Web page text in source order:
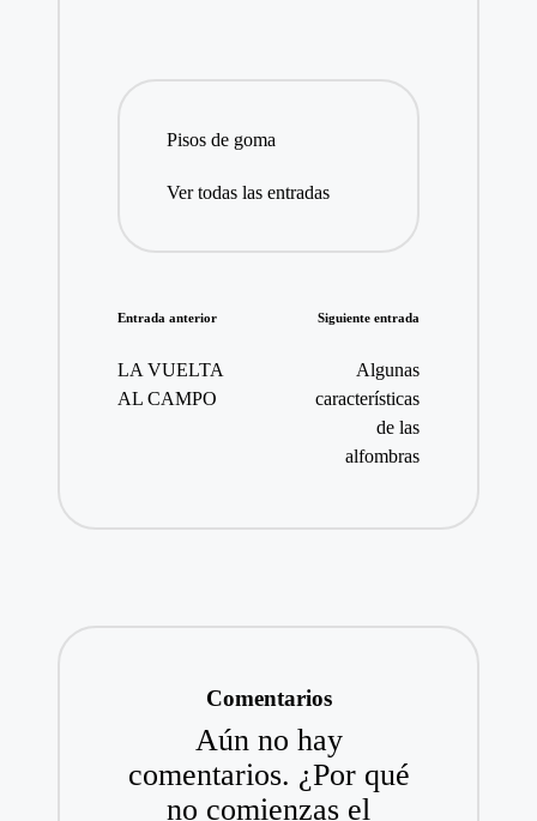
Pisos de goma
Ver todas las entradas
Navegación
de
entradas
Entrada anterior
LA VUELTA
AL CAMPO
Siguiente entrada
Algunas
características
de las
alfombras
Comentarios
Aún no hay
comentarios. ¿Por qué
no comienzas el